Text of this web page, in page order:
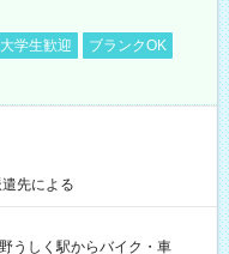
大学生歓迎
ブランクOK
先による
うしく駅からバイク・車